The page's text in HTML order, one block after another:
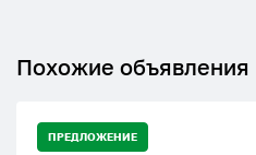
Похожие объявления
ПРЕДЛОЖЕНИЕ